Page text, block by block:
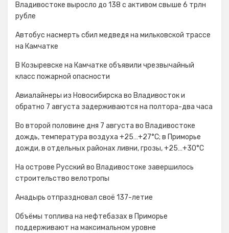
Владивостоке выросло до 138 с активом свыше 6 трлн
рубле
Автобус насмерть сбил медведя на мильковской трассе
на Камчатке
В Козыревске на Камчатке объявили чрезвычайный
класс пожарной опасности
Авиалайнеры из Новосибирска во Владивосток и
обратно 7 августа задерживаются на полтора-два часа
Во второй половине дня 7 августа во Владивостоке
дождь, температура воздуха +25…+27°С; в Приморье
дожди, в отдельных районах ливни, грозы, +25…+30°C
На острове Русский во Владивостоке завершилось
строительство велотропы
Анадырь отпраздновал своё 137-летие
Объёмы топлива на нефтебазах в Приморье
поддерживают на максимальном уровне